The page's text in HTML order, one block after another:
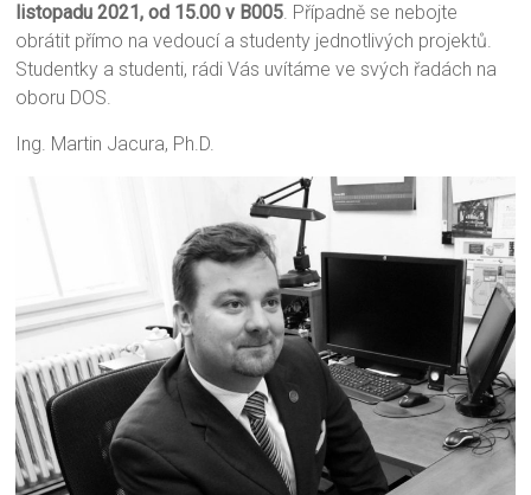
listopadu 2021, od 15.00 v B005. Případně se nebojte
obrátit přímo na vedoucí a studenty jednotlivých projektů.
Studentky a studenti, rádi Vás uvítáme ve svých řadách na
oboru DOS.
Ing. Martin Jacura, Ph.D.